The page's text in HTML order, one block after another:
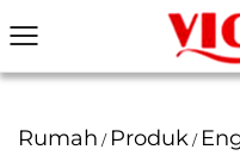
Rumah / Produk /